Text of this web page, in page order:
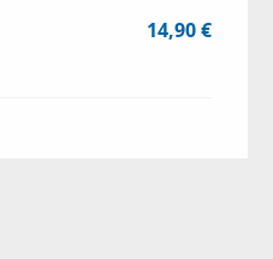
14,90 €